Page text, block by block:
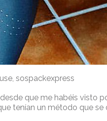
, sospackexpress
que me habéis visto
tenían un método que se